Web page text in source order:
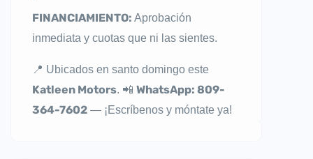
FINANCIAMIENTO: Aprobación
inmediata y cuotas que ni las sientes.
📍 Ubicados en santo domingo este
Katleen Motors. 📲 WhatsApp: 809-
364-7602 — ¡Escríbenos y móntate ya!